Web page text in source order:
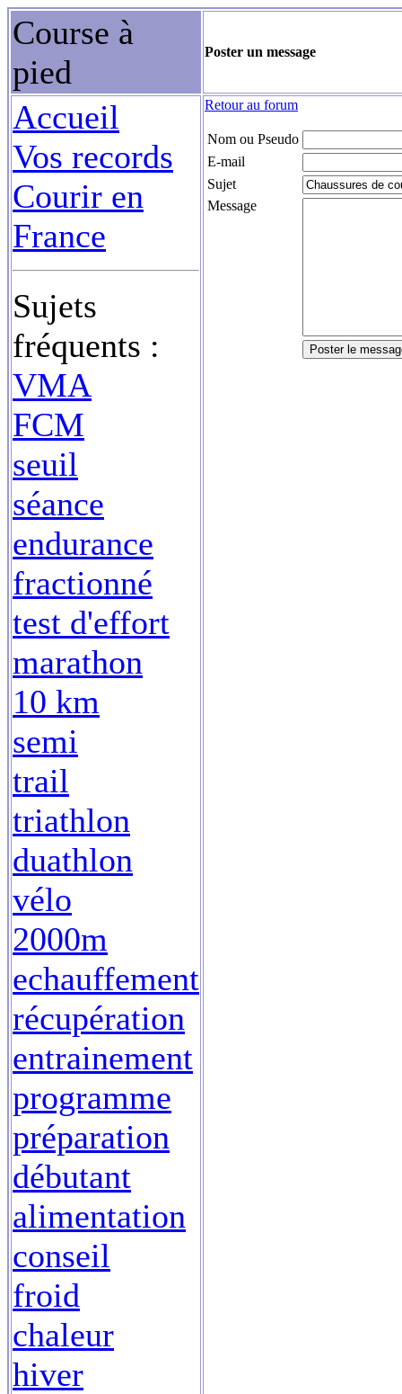
Course à
pied
Poster un message
Accueil
Vos records
Courir en
France
Sujets
fréquents :
VMA
FCM
seuil
séance
endurance
fractionné
test d'effort
marathon
10 km
semi
trail
triathlon
duathlon
vélo
2000m
echauffement
récupération
entrainement
programme
préparation
débutant
alimentation
conseil
froid
chaleur
hiver
Retour au forum
Nom ou Pseudo
E-mail
Sujet
Message